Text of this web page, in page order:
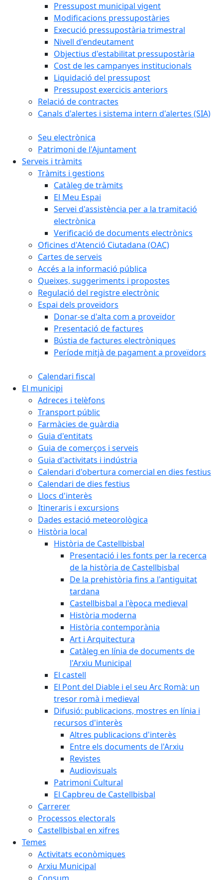
Pressupost municipal vigent
Modificacions pressupostàries
Execució pressupostària trimestral
Nivell d'endeutament
Objectius d'estabilitat pressupostària
Cost de les campanyes institucionals
Liquidació del pressupost
Pressupost exercicis anteriors
Relació de contractes
Canals d'alertes i sistema intern d'alertes (SIA)
Seu electrònica
Patrimoni de l'Ajuntament
Serveis i tràmits
Tràmits i gestions
Catàleg de tràmits
El Meu Espai
Servei d'assistència per a la tramitació
electrònica
Verificació de documents electrònics
Oficines d'Atenció Ciutadana (OAC)
Cartes de serveis
Accés a la informació pública
Queixes, suggeriments i propostes
Regulació del registre electrònic
Espai dels proveïdors
Donar-se d'alta com a proveïdor
Presentació de factures
Bústia de factures electròniques
Període mitjà de pagament a proveïdors
Calendari fiscal
El municipi
Adreces i telèfons
Transport públic
Farmàcies de guàrdia
Guia d'entitats
Guia de comerços i serveis
Guia d'activitats i indústria
Calendari d'obertura comercial en dies festius
Calendari de dies festius
Llocs d'interès
Itineraris i excursions
Dades estació meteorològica
Història local
Història de Castellbisbal
Presentació i les fonts per la recerca
de la història de Castellbisbal
De la prehistòria fins a l'antiguitat
tardana
Castellbisbal a l'època medieval
Història moderna
Història contemporània
Art i Arquitectura
Catàleg en línia de documents de
l'Arxiu Municipal
El castell
El Pont del Diable i el seu Arc Romà: un
tresor romà i medieval
Difusió: publicacions, mostres en línia i
recursos d'interès
Altres publicacions d'interès
Entre els documents de l'Arxiu
Revistes
Audiovisuals
Patrimoni Cultural
El Capbreu de Castellbisbal
Carrerer
Processos electorals
Castellbisbal en xifres
Temes
Activitats econòmiques
Arxiu Municipal